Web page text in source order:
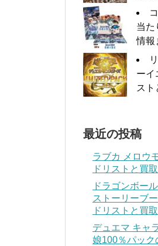
当た
情報
ーイ
スト
最近の投稿
ラブカ メロウ
ドリストと買
ドラゴンボー
ストーリーブ
ドリストと買
デュエマ キャ
娘100％パック